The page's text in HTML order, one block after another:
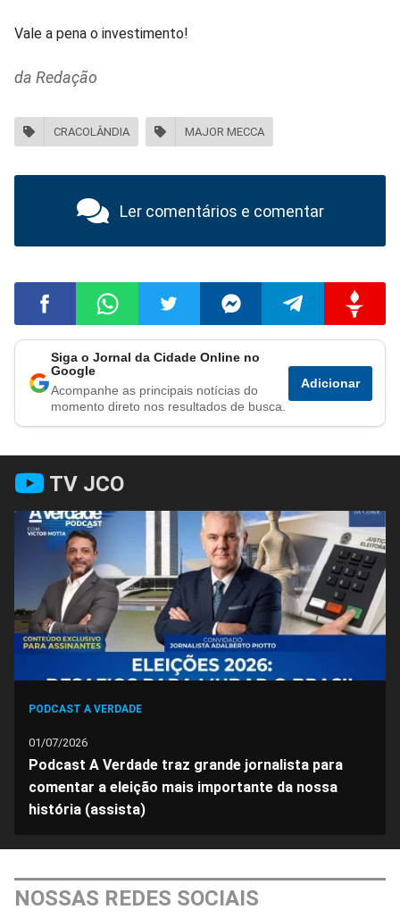
Vale a pena o investimento!
da Redação
CRACOLÂNDIA MAJOR MECCA
Ler comentários e comentar
Compartilhar
no
Facebook
Compartilhar
no
Whatsapp
Compartilhar
no
Twitter
Compartilhar
no
Messenger
Compartilhar
no
Telegram
no
Gettr
Siga o Jornal da Cidade Online no
Google
Acompanhe as principais notícias do
momento direto nos resultados de busca.
Adicionar
TV JCO
PODCAST A VERDADE
01/07/2026
Podcast A Verdade traz grande jornalista para
comentar a eleição mais importante da nossa
história (assista)
NOSSAS REDES SOCIAIS